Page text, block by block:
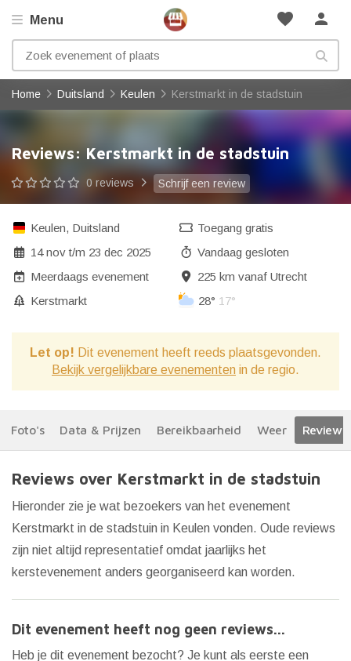
favorite person
Menu
Home Duitsland Keulen Kerstmarkt in de stadstuin
Reviews: Kerstmarkt in de stadstuin
0 reviews Schrijf een review
Keulen, Duitsland
14 novt/m 23 dec 2025
Meerdaags evenement
Kerstmarkt
Toegang gratis
Vandaag gesloten
225 km vanaf Utrecht
28° 17°
Let op! Dit evenement heeft reeds plaatsgevonden.
Bekijk vergelijkbare evenementen in de regio.
Foto's Data & Prijzen Bereikbaarheid Weer Reviews
Reviews over Kerstmarkt in de stadstuin
Hieronder zie je wat bezoekers van het evenement
Kerstmarkt in de stadstuin in Keulen vonden. Oude reviews
zijn niet altijd representatief omdat jaarlijks het
kerstevenement anders georganiseerd kan worden.
Dit evenement heeft nog geen reviews...
Heb je dit evenement bezocht? Je kunt als eerste een